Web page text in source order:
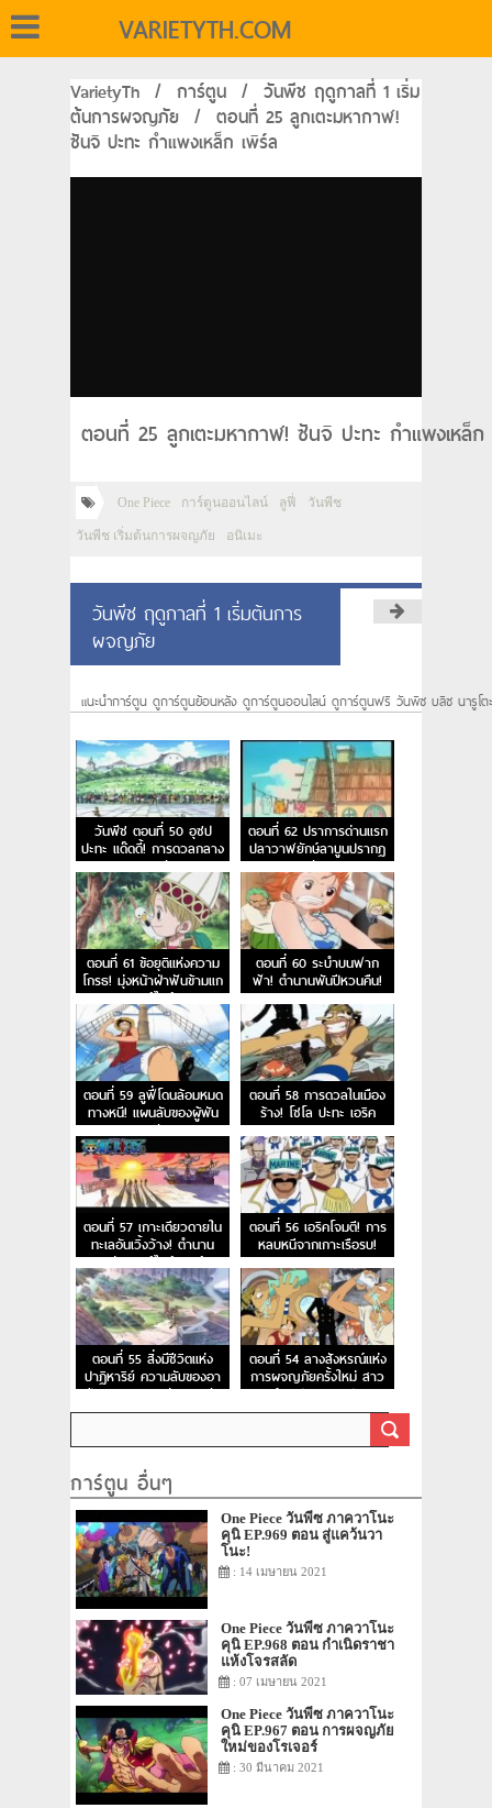
VARIETYTH.COM
VarietyTh / การ์ตูน / วันพีช ฤดูกาลที่ 1 เริ่ม
ต้นการผจญภัย / ตอนที่ 25 ลูกเตะมหากาฬ!
ซันจิ ปะทะ กำแพงเหล็ก เพิร์ล
ตอนที่ 25 ลูกเตะมหากาฬ! ซันจิ ปะทะ กำแพงเหล็
One Piece การ์ตูนออนไลน์ ลูฟี่ วันพีช
วันพีช เริ่มต้นการผจญภัย อนิเมะ
วันพีช ฤดูกาลที่ 1 เริ่มต้นการ
ผจญภัย
แนะนำการ์ตูน ดูการ์ตูนย้อนหลัง ดูการ์ตูนออนไลน์ ดูการ์ตูนฟรี วันพีซ บลีซ นารูโตะ
วันพีช ตอนที่ 50 อุซป
ปะทะ แด๊ดดี้! การดวลกลาง
แสงตะวัน
ตอนที่ 62 ปราการด่านแรก
ปลาวาฬยักษ์ลาบูนปรากฏ
ตัว
ตอนที่ 61 ข้อยุติแห่งความ
โกรธ! มุ่งหน้าฝ่าฟันข้ามแก
รนด์ไลน์
ตอนที่ 60 ระบำบนฟาก
ฟ้า! ตำนานพันปีหวนคืน!
ตอนที่ 59 ลูฟี่โดนล้อมหมด
ทางหนี! แผนลับของผู้พัน
เนลสัน
ตอนที่ 58 การดวลในเมือง
ร้าง! โซโล ปะทะ เอริค
ตอนที่ 57 เกาะเดียวดายใน
ทะเลอันเวิ้งว้าง! ตำนาน
แห่งลอสท์ไอส์แลนด์
ตอนที่ 56 เอริคโจมตี! การ
หลบหนีจากเกาะเรือรบ!
ตอนที่ 55 สิ่งมีชีวิตแห่ง
ปาฏิหาริย์ ความลับของอา
เปียส และเกาะแห่งความลับ
ตอนที่ 54 ลางสังหรณ์แห่ง
การผจญภัยครั้งใหม่ สาว
น้อยปริศนาอาปิส
การ์ตูน อื่นๆ
One Piece วันพีซ ภาควาโนะ
คุนิ EP.969 ตอน สู่แคว้นวา
โนะ!
: 14 เมษายน 2021
One Piece วันพีซ ภาควาโนะ
คุนิ EP.968 ตอน กำเนิดราชา
แห้งโจรสลัด
: 07 เมษายน 2021
One Piece วันพีซ ภาควาโนะ
คุนิ EP.967 ตอน การผจญภัย
ใหม่ของโรเจอร์
: 30 มีนาคม 2021